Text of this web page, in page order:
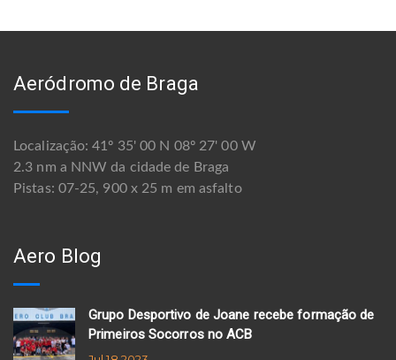
Aeródromo de Braga
Localização: 41º 35' 00 N 08º 27' 00 W
2.3 nm a NNW da cidade de Braga
Pistas: 07-25, 900 x 25 m em asfalto
Aero Blog
Grupo Desportivo de Joane recebe formação de
Primeiros Socorros no ACB